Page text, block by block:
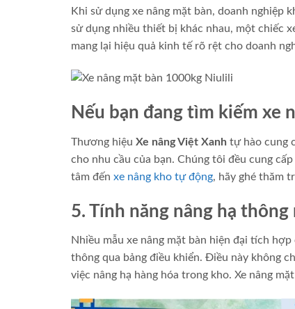
Khi sử dụng xe nâng mặt bàn, doanh nghiệp
sử dụng nhiều thiết bị khác nhau, một chiếc
mang lại hiệu quả kinh tế rõ rệt cho doanh
Nếu bạn đang tìm kiếm xe
Thương hiệu Xe nâng Việt Xanh tự hào cung
cho nhu cầu của bạn. Chúng tôi đều cung
tâm đến xe nâng kho tự động, hãy ghé thăm
5. Tính năng nâng hạ thông
Nhiều mẫu xe nâng mặt bàn hiện đại tích
thông qua bảng điều khiển. Điều này không
việc nâng hạ hàng hóa trong kho. Xe nâng